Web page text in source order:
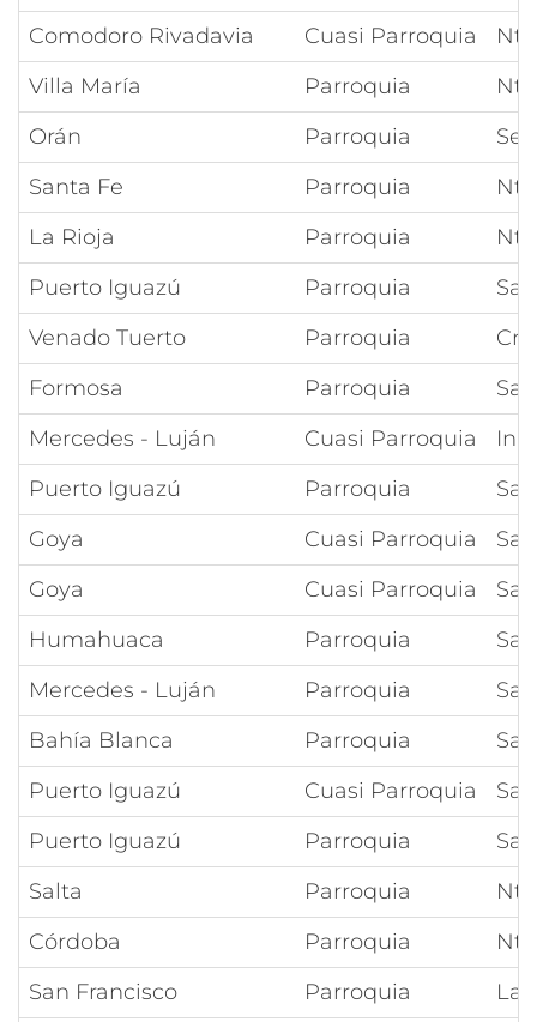
Comodoro Rivadavia
Cuasi Parroquia
Villa María
Parroquia
Orán
Parroquia
Santa Fe
Parroquia
La Rioja
Parroquia
Puerto Iguazú
Parroquia
Venado Tuerto
Parroquia
Formosa
Parroquia
Mercedes - Luján
Cuasi Parroquia
Puerto Iguazú
Parroquia
Goya
Cuasi Parroquia
Goya
Cuasi Parroquia
Humahuaca
Parroquia
Mercedes - Luján
Parroquia
Bahía Blanca
Parroquia
Puerto Iguazú
Cuasi Parroquia
Puerto Iguazú
Parroquia
Salta
Parroquia
Córdoba
Parroquia
San Francisco
Parroquia La